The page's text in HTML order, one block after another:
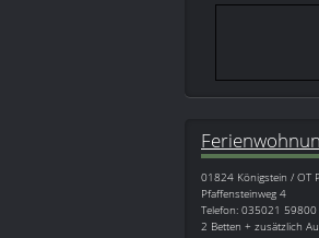
01824 Königstein / OT
Pfaffensteinweg 4
Telefon: 035021 59800
2 Betten + zusätzlich